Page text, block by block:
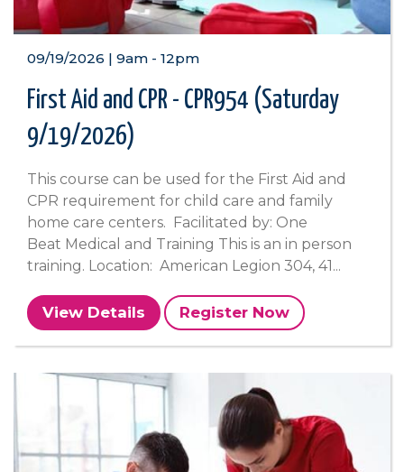
09/19/2026 | 9am - 12pm
First Aid and CPR - CPR954 (Saturday
9/19/2026)
This course can be used for the First Aid and
CPR requirement for child care and family
home care centers. Facilitated by: One
Beat Medical and Training This is an in person
training. Location: American Legion 304, 41...
View Details Register Now